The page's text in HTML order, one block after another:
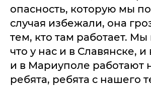
опасность, которую мы
случая избежали, она
тем, кто там работает.
что у нас и в Славянске, и
и в Мариуполе работают
ребята, ребята с нашего